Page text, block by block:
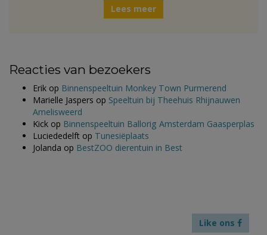
Lees meer
Reacties van bezoekers
Erik op Binnenspeeltuin Monkey Town Purmerend
Marielle Jaspers op Speeltuin bij Theehuis Rhijnauwen
Amelisweerd
Kick op Binnenspeeltuin Ballorig Amsterdam Gaasperplas
Luciededelft op Tunesiëplaats
Jolanda op BestZOO dierentuin in Best
Like ons